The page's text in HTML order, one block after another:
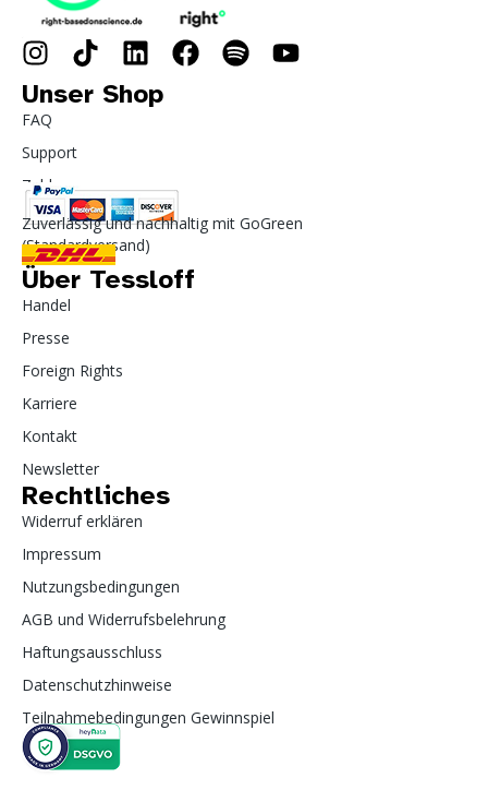
Unser Shop
FAQ
Support
Zahlung
Zuverlässig und nachhaltig mit GoGreen
(Standardversand)
Über Tessloff
Handel
Presse
Foreign Rights
Karriere
Kontakt
Newsletter
Rechtliches
Widerruf erklären
Impressum
Nutzungsbedingungen
AGB und Widerrufsbelehrung
Haftungsausschluss
Datenschutzhinweise
Teilnahmebedingungen Gewinnspiel